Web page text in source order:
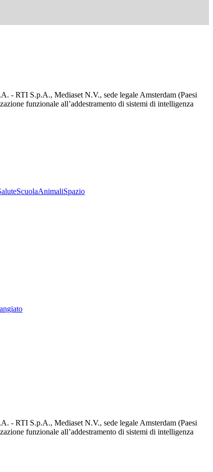
- RTI S.p.A., Mediaset N.V., sede legale Amsterdam (Paesi
funzionale all’addestramento di sistemi di intelligenza
ScuolaAnimaliSpazio
- RTI S.p.A., Mediaset N.V., sede legale Amsterdam (Paesi
funzionale all’addestramento di sistemi di intelligenza